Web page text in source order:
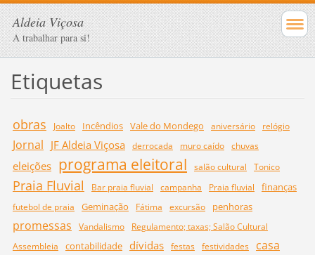
Aldeia Viçosa
A trabalhar para si!
Etiquetas
obras Joalto Incêndios Vale do Mondego aniversário relógio
Jornal JF Aldeia Viçosa derrocada muro caído chuvas
eleições programa eleitoral salão cultural Tonico
Praia Fluvial Bar praia fluvial campanha Praia fluvial finanças
futebol de praia Geminação Fátima excursão penhoras
promessas Vandalismo
Regulamento; taxas; Salão Cultural
Assembleia
contabilidade dívidas festas festividades
casa